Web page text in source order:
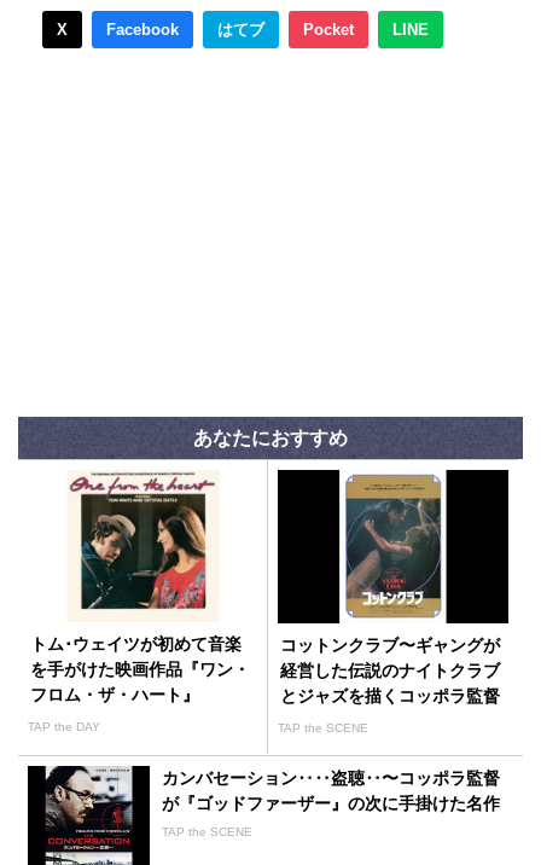
X Facebook はてブ Pocket LINE
あなたにおすすめ
トム･ウェイツが初めて音楽
を手がけた映画作品『ワン・
フロム・ザ・ハート』
TAP the DAY
コットンクラブ〜ギャングが
経営した伝説のナイトクラブ
とジャズを描くコッポラ監督
作品
TAP the SCENE
カンバセーション‥‥盗聴‥〜コッポラ監督
が『ゴッドファーザー』の次に手掛けた名作
TAP the SCENE